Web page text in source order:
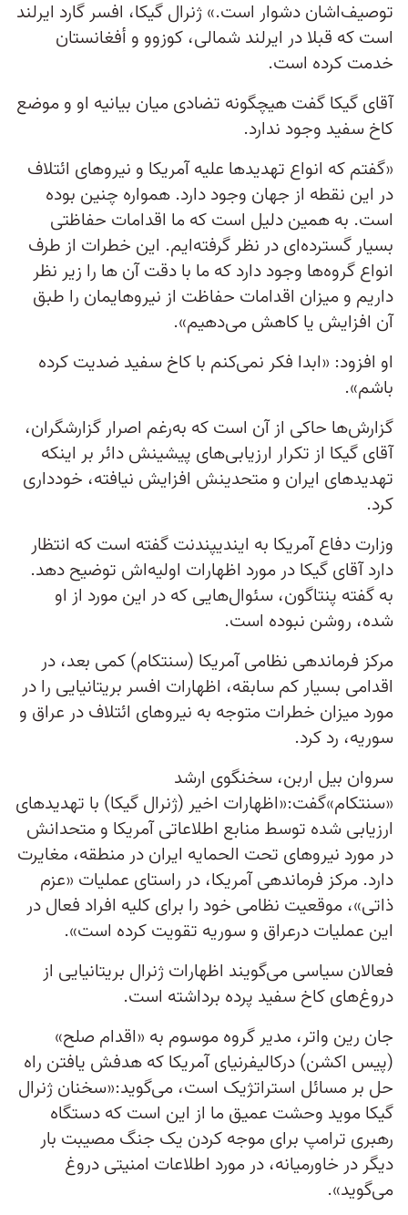
توصیف‌اشان دشوار است.» ژنرال گیکا، افسر گارد ایرلند
است که قبلا در ایرلند شمالی، کوزوو و أفغانستان
خدمت کرده است.
آقای گیکا گفت هیچگونه تضادی میان بیانیه او و موضع
کاخ سفید وجود ندارد.
«گفتم که انواع تهدیدها علیه آمریکا و نیروهای ائتلاف
در این نقطه از جهان وجود دارد. همواره چنین بوده
است. به همین دلیل است که ما اقدامات حفاظتی
بسیار گسترده‌ای در نظر گرفته‌ایم. این خطرات از طرف
انواع گروه‌ها وجود دارد که ما با دقت آن ها را زیر نظر
داریم و میزان اقدامات حفاظت از نیروهایمان را طبق
آن افزایش یا کاهش می‌دهیم».
او افزود: «ابدا فکر نمی‌کنم با کاخ سفید ضدیت کرده
باشم».
گزارش‌ها حاکی از آن است که به‌رغم اصرار گزارشگران،
آقای گیکا از تکرار ارزیابی‌های پیشینش دائر بر اینکه
تهدید‌های ایران و متحدینش افزایش نیافته، خودداری
کرد.
وزارت دفاع آمریکا به ایندیپندنت گفته است که انتظار
دارد آقای گیکا در مورد اظهارات اولیه‌اش توضیح دهد.
به گفته پنتاگون، سئوال‌هایی که در این مورد از او
شده، روشن نبوده است.
مرکز فرماندهی نظامی آمریکا (سنتکام) کمی بعد، در
اقدامی بسیار کم سابقه، اظهارات افسر بریتانیایی را در
مورد میزان خطرات متوجه به نیروهای ائتلاف در عراق و
سوریه، رد کرد.
سروان بیل اربن، سخنگوی ارشد
«سنتکام»گفت:«اظهارات اخیر (ژنرال گیکا) با تهدیدهای
ارزیابی شده توسط منابع اطلاعاتی آمریکا و متحدانش
در مورد نیروهای تحت الحمایه ایران در منطقه، مغایرت
دارد. مرکز فرماندهی آمریکا، در راستای عملیات «عزم
ذاتی»، موقعیت نظامی خود را برای کلیه افراد فعال در
این عملیات درعراق و سوریه تقویت کرده است».
فعالان سیاسی می‌گویند اظهارات ژنرال بریتانیایی از
دروغ‌های کاخ سفید پرده برداشته است.
جان رین واتر، مدیر گروه موسوم به «اقدام صلح»
(پیس اکشن) درکالیفرنیای آمریکا که هدفش یافتن راه
حل بر مسائل استراتژیک است، می‌گوید:«سخنان ژنرال
گیکا موید وحشت عمیق ما از این است که دستگاه
رهبری ترامپ برای موجه کردن یک جنگ مصیبت بار
دیگر در خاورمیانه، در مورد اطلاعات امنیتی دروغ
می‌گوید».